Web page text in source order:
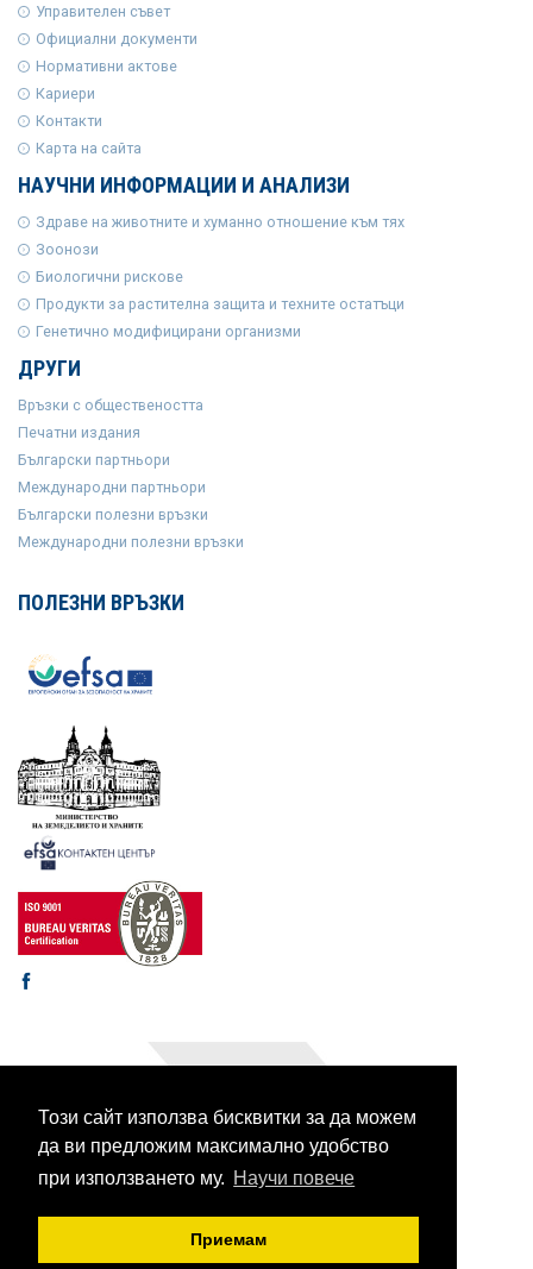
Този сайт използва бисквитки за да можем
да ви предложим максимално удобство
при използването му. Научи повече
Приемам
Управителен съвет
Официални документи
Нормативни актове
Кариери
Контакти
Карта на сайта
НАУЧНИ ИНФОРМАЦИИ И АНАЛИЗИ
Здраве на животните и хуманно отношение към тях
Зоонози
Биологични рискове
Продукти за растителна защита и техните остатъци
Генетично модифицирани организми
ДРУГИ
Връзки с обществеността
Печатни издания
Български партньори
Международни партньори
Български полезни връзки
Международни полезни връзки
ПОЛЕЗНИ ВРЪЗКИ
© 2003-2026 CORHV
Всички права запазени.